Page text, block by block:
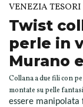
VENEZIA TESORI
Twist
perle in
Murano
Collana a due fili con
montate su pelle
essere